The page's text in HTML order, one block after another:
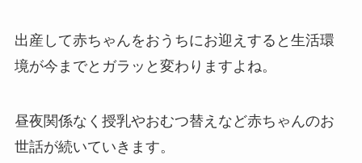
出産して赤ちゃんをおうちにお迎えすると生活環
境が今までとガラッと変わりますよね。
昼夜関係なく授乳やおむつ替えなど赤ちゃんのお
世話が続いていきます。